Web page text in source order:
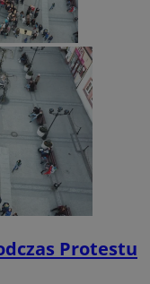
Protestu